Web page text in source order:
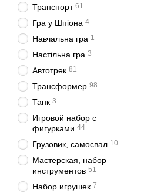
Транспорт 61
Гра у Шпіона 4
Навчальна гра 1
Настільна гра 3
Автотрек 81
Трансформер 98
Танк 3
Игровой набор с
фигурками 44
Грузовик, самосвал 10
Мастерская, набор
инструментов 51
Набор игрушек 7